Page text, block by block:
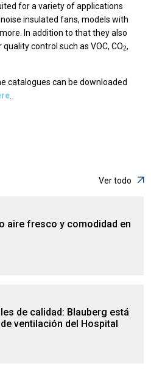
for a variety of applications
insulated fans, models with
In addition to that they also
control such as VOC, CO2,
catalogues can be downloaded
Ver todo
aire fresco y comodidad en
de calidad: Blauberg está
ventilación del Hospital